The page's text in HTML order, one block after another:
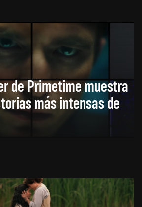
de Primetime muestra
más intensas de